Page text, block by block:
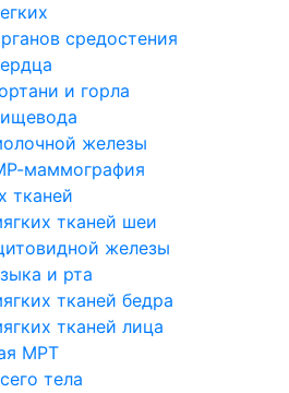
средостения
и горла
железы
маммография
тканей
тканей шеи
железы
и рта
тканей бедра
тканей лица
МРТ
тела